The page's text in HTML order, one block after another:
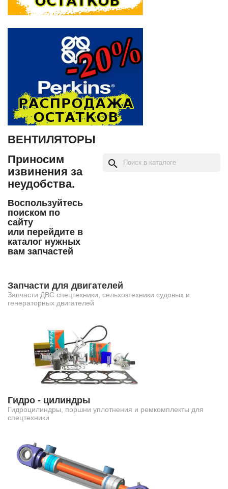
ВЕНТИЛЯТОРЫ
Приносим
извинения за
неудобства.
Воспользуйтесь
поиском по
сайту
или перейдите в
каталог нужных
вам запчастей
search
Запчасти для двигателей
Запчасти ДВС спецтехники, сельхозтехники судовых и
генераторных двигателей
Гидро - цилиндры
Гидроцилиндры, поршни уплотнения и ремкомплекты для
спецтехники